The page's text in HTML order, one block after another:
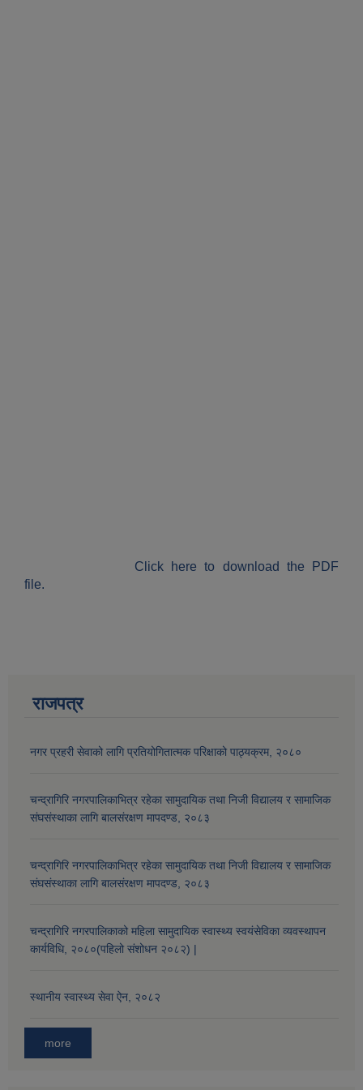
Click here to download the PDF
file.
राजपत्र
नगर प्रहरी सेवाको लागि प्रतियोगितात्मक परिक्षाको पाठ्यक्रम, २०८०
चन्द्रागिरि नगरपालिकाभित्र रहेका सामुदायिक तथा निजी विद्यालय र सामाजिक
संघसंस्थाका लागि बालसंरक्षण मापदण्ड, २०८३
चन्द्रागिरि नगरपालिकाभित्र रहेका सामुदायिक तथा निजी विद्यालय र सामाजिक
संघसंस्थाका लागि बालसंरक्षण मापदण्ड, २०८३
चन्द्रागिरि नगरपालिकाको महिला सामुदायिक स्वास्थ्य स्वयंसेविका व्यवस्थापन
कार्यविधि, २०८०(पहिलो संशोधन २०८२) |
स्थानीय स्वास्थ्य सेवा ऐन, २०८२
more